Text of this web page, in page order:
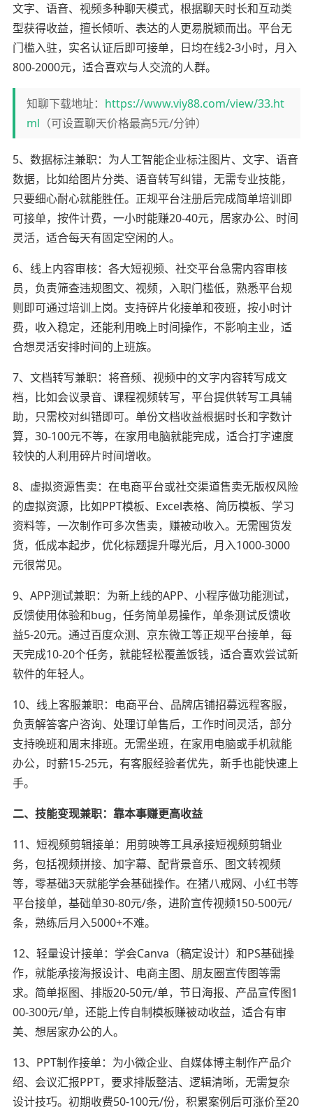
文字、语音、视频多种聊天模式，根据聊天时长和互动类
型获得收益，擅长倾听、表达的人更易脱颖而出。平台无
门槛入驻，实名认证后即可接单，日均在线2-3小时，月入
800-2000元，适合喜欢与人交流的人群。
知聊下载地址： https://www.viy88.com/view/33.ht
ml （可设置聊天价格最高5元/分钟）
5、数据标注兼职：为人工智能企业标注图片、文字、语音
数据，比如给图片分类、语音转写纠错，无需专业技能，
只要细心耐心就能胜任。正规平台注册后完成简单培训即
可接单，按件计费，一小时能赚20-40元，居家办公、时间
灵活，适合每天有固定空闲的人。
6、线上内容审核：各大短视频、社交平台急需内容审核
员，负责筛查违规图文、视频，入职门槛低，熟悉平台规
则即可通过培训上岗。支持碎片化接单和夜班，按小时计
费，收入稳定，还能利用晚上时间操作，不影响主业，适
合想灵活安排时间的上班族。
7、文档转写兼职：将音频、视频中的文字内容转写成文
档，比如会议录音、课程视频转写，平台提供转写工具辅
助，只需校对纠错即可。单份文档收益根据时长和字数计
算，30-100元不等，在家用电脑就能完成，适合打字速度
较快的人利用碎片时间增收。
8、虚拟资源售卖：在电商平台或社交渠道售卖无版权风险
的虚拟资源，比如PPT模板、Excel表格、简历模板、学习
资料等，一次制作可多次售卖，赚被动收入。无需囤货发
货，低成本起步，优化标题提升曝光后，月入1000-3000
元很常见。
9、APP测试兼职：为新上线的APP、小程序做功能测试，
反馈使用体验和bug，任务简单易操作，单条测试反馈收
益5-20元。通过百度众测、京东微工等正规平台接单，每
天完成10-20个任务，就能轻松覆盖饭钱，适合喜欢尝试新
软件的年轻人。
10、线上客服兼职：电商平台、品牌店铺招募远程客服，
负责解答客户咨询、处理订单售后，工作时间灵活，部分
支持晚班和周末排班。无需坐班，在家用电脑或手机就能
办公，时薪15-25元，有客服经验者优先，新手也能快速上
手。
二、技能变现兼职：靠本事赚更高收益
11、短视频剪辑接单：用剪映等工具承接短视频剪辑业
务，包括视频拼接、加字幕、配背景音乐、图文转视频
等，零基础3天就能学会基础操作。在猪八戒网、小红书等
平台接单，基础单30-80元/条，进阶宣传视频150-500元/
条，熟练后月入5000+不难。
12、轻量设计接单：学会Canva（稿定设计）和PS基础操
作，就能承接海报设计、电商主图、朋友圈宣传图等需
求。简单抠图、排版20-50元/单，节日海报、产品宣传图1
00-300元/单，还能上传自制模板赚被动收益，适合有审
美、想居家办公的人。
13、PPT制作接单：为小微企业、自媒体博主制作产品介
绍、会议汇报PPT，要求排版整洁、逻辑清晰，无需复杂
设计技巧。初期收费50-100元/份，积累案例后可涨价至20